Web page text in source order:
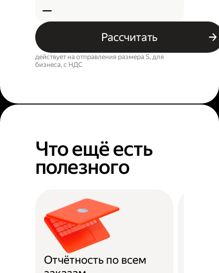
—
Рассчитать
действует на отправления размера S, для
бизнеса, c НДС
Что ещё есть
полезного
Отчётность по всем